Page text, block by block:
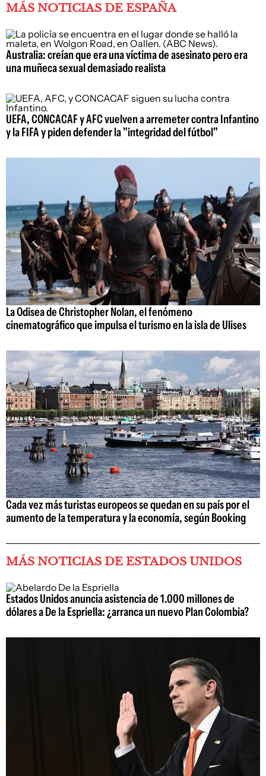
MÁS NOTICIAS DE ESPAÑA
Australia: creían que era una víctima de asesinato pero era
una muñeca sexual demasiado realista
UEFA, CONCACAF y AFC vuelven a arremeter contra Infantino
y la FIFA y piden defender la "integridad del fútbol"
La Odisea de Christopher Nolan, el fenómeno
cinematográfico que impulsa el turismo en la isla de Ulises
Cada vez más turistas europeos se quedan en su país por el
aumento de la temperatura y la economía, según Booking
MÁS NOTICIAS DE ESTADOS UNIDOS
Estados Unidos anuncia asistencia de 1.000 millones de
dólares a De la Espriella: ¿arranca un nuevo Plan Colombia?